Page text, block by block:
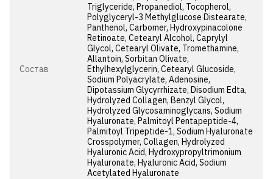
Состав
Triglyceride, Propanediol, Tocopherol,
Polyglyceryl-3 Methylglucose Distearate,
Panthenol, Carbomer, Hydroxypinacolone
Retinoate, Cetearyl Alcohol, Caprylyl
Glycol, Cetearyl Olivate, Tromethamine,
Allantoin, Sorbitan Olivate,
Ethylhexylglycerin, Cetearyl Glucoside,
Sodium Polyacrylate, Adenosine,
Dipotassium Glycyrrhizate, Disodium Edta,
Hydrolyzed Collagen, Benzyl Glycol,
Hydrolyzed Glycosaminoglycans, Sodium
Hyaluronate, Palmitoyl Pentapeptide-4,
Palmitoyl Tripeptide-1, Sodium Hyaluronate
Crosspolymer, Collagen, Hydrolyzed
Hyaluronic Acid, Hydroxypropyltrimonium
Hyaluronate, Hyaluronic Acid, Sodium
Acetylated Hyaluronate